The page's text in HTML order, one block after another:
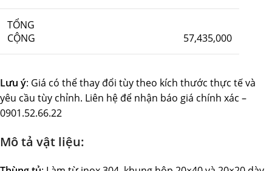
TỔNG
CỘNG
57,435,000
Lưu ý: Giá có thể thay đổi tùy theo kích thước thực tế và
yêu cầu tùy chỉnh. Liên hệ để nhận báo giá chính xác –
0901.52.66.22
Mô tả vật liệu: